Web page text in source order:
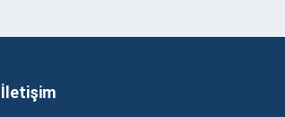
İletişim